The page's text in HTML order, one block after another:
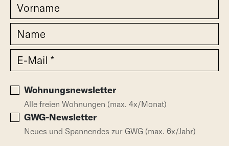
Wohnungsnewsletter
Alle freien Wohnungen (max. 4x/Monat)
GWG-Newsletter
Neues und Spannendes zur GWG (max. 6x/Jahr)